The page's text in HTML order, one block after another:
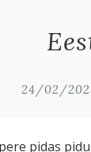
24/02/
pidas